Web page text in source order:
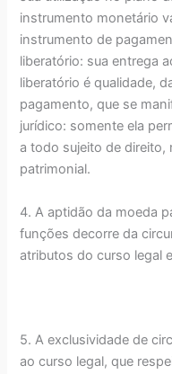
instrumento monetário
instrumento de
liberatório: sua entrega
liberatório é qualidade,
pagamento, que se
jurídico: somente ela
a todo sujeito de direito,
patrimonial.
4. A aptidão da moeda
funções decorre da
atributos do curso legal
5. A exclusividade de
ao curso legal, que